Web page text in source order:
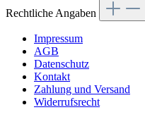
Rechtliche Angaben
Impressum
AGB
Datenschutz
Kontakt
Zahlung und Versand
Widerrufsrecht